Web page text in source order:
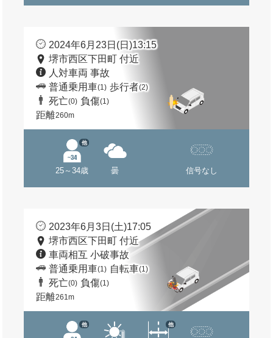
2024年6月23日(日)13:15
堺市西区下田町 付近
人対車両 事故
普通乗用車(1) 歩行者(2)
死亡(0) 負傷(1)
距離260m
25～34歳
他
曇 信号なし
2023年6月3日(土)17:05
堺市西区下田町 付近
車両相互 小破事故
普通乗用車(1) 自転車(1)
死亡(0) 負傷(1)
距離261m
他 他